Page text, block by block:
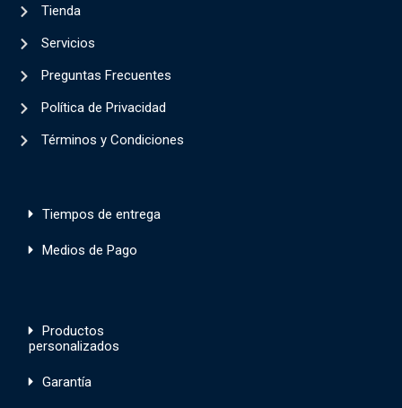
Tienda
Servicios
Preguntas Frecuentes
Política de Privacidad
Términos y Condiciones
Tiempos de entrega
Medios de Pago
Productos
personalizados
Garantía